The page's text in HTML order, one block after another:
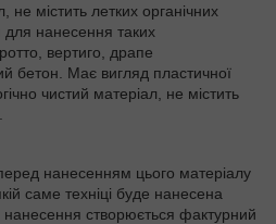
не містить летких органічних
для нанесення таких
вертиго, драпе
бетон. Має вигляд пластичної
чистий матеріал, не містить
нанесенням цього матеріалу
саме техніці буде нанесена
створюється фактурний